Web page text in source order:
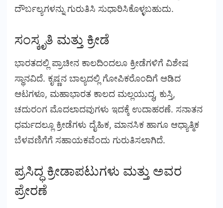
ದೌರ್ಬಲ್ಯಗಳನ್ನು ಗುರುತಿಸಿ ಸುಧಾರಿಸಿಕೊಳ್ಳಬಹುದು.
ಸಂಸ್ಕೃತಿ ಮತ್ತು ಕ್ರೀಡೆ
ಭಾರತದಲ್ಲಿ ಪ್ರಾಚೀನ ಕಾಲದಿಂದಲೂ ಕ್ರೀಡೆಗಳಿಗೆ ವಿಶೇಷ
ಸ್ಥಾನವಿದೆ. ಕೃಷ್ಣನ ಬಾಲ್ಯದಲ್ಲಿ ಗೋಪಿಕರೊಂದಿಗೆ ಆಡಿದ
ಆಟಗಳೂ, ಮಹಾಭಾರತ ಕಾಲದ ಮಲ್ಲಯುದ್ಧ, ಕುಸ್ತಿ,
ಚದುರಂಗ ಮೊದಲಾದವುಗಳು ಇದಕ್ಕೆ ಉದಾಹರಣೆ. ಸನಾತನ
ಧರ್ಮದಲ್ಲೂ ಕ್ರೀಡೆಗಳು ದೈಹಿಕ, ಮಾನಸಿಕ ಹಾಗೂ ಆಧ್ಯಾತ್ಮಿಕ
ಬೆಳವಣಿಗೆಗೆ ಸಹಾಯಕವೆಂದು ಗುರುತಿಸಲಾಗಿದೆ.
ಪ್ರಸಿದ್ಧ ಕ್ರೀಡಾಪಟುಗಳು ಮತ್ತು ಅವರ
ಪ್ರೇರಣೆ